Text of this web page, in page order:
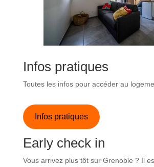
Infos pratiques
Toutes les infos pour accéder au
Infos pratiques
Early check in
Vous arrivez plus tôt sur Grenoble ? Il